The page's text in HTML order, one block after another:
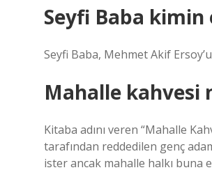
Seyfi Baba kimin
Seyfi Baba, Mehmet Akif
Mahalle kahvesi
Kitaba adını veren “Mahalle
tarafından reddedilen genç
ister ancak mahalle halkı buna